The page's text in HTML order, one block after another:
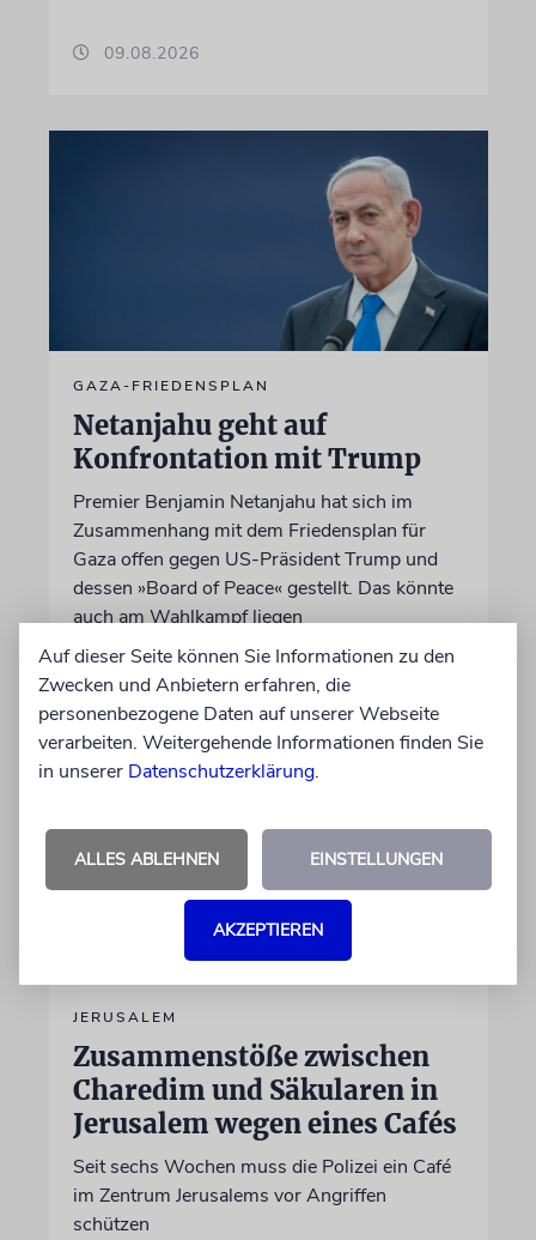
09.08.2026
GAZA-FRIEDENSPLAN
Netanjahu geht auf
Konfrontation mit Trump
Premier Benjamin Netanjahu hat sich im
Zusammenhang mit dem Friedensplan für
Gaza offen gegen US-Präsident Trump und
dessen »Board of Peace« gestellt. Das könnte
auch am Wahlkampf liegen
09.08.2026
JERUSALEM
Zusammenstöße zwischen
Charedim und Säkularen in
Jerusalem wegen eines Cafés
Seit sechs Wochen muss die Polizei ein Café
im Zentrum Jerusalems vor Angriffen
schützen
Auf dieser Seite können Sie Informationen zu den
Zwecken und Anbietern erfahren, die
personenbezogene Daten auf unserer Webseite
verarbeiten. Weitergehende Informationen finden Sie
in unserer Datenschutzerklärung.
ALLES ABLEHNEN EINSTELLUNGEN
AKZEPTIEREN